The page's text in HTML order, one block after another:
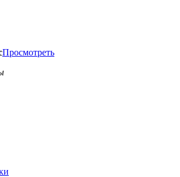
Просмотреть